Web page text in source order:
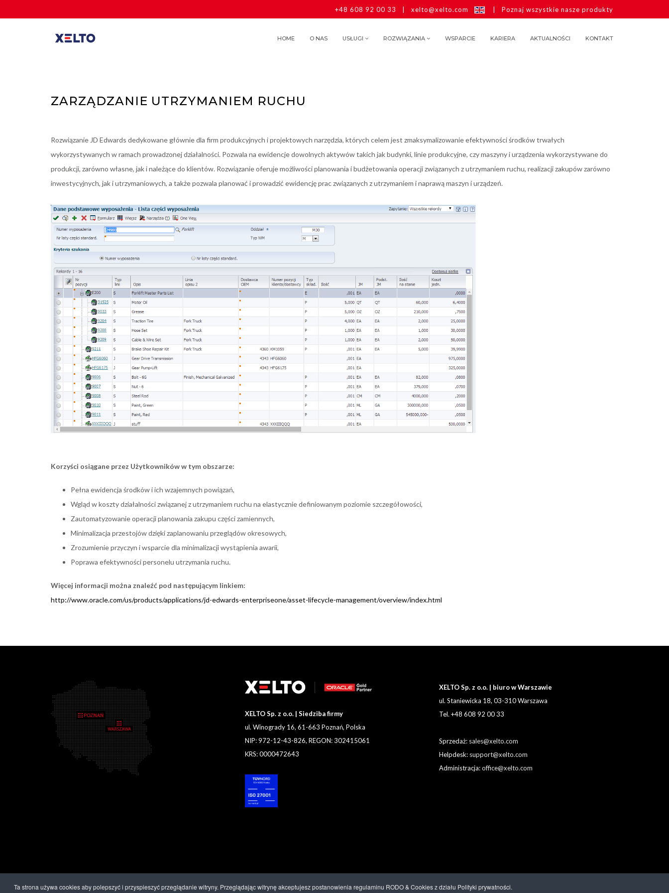
+48 608 92 00 33 xelto@xelto.com Poznaj wszystkie nasze produkty
HOME O NAS USŁUGI ROZWIĄZANIA WSPARCIE KARIERA AKTUALNOŚCI KONTAKT
ZARZĄDZANIE UTRZYMANIEM RUCHU
Rozwiązanie JD Edwards dedykowane głównie dla firm produkcyjnych i projektowych narzędzia, których celem jest zmaksymalizowanie efektywności środków trwałych
wykorzystywanych w ramach prowadzonej działalności. Pozwala na ewidencje dowolnych aktywów takich jak budynki, linie produkcyjne, czy maszyny i urządzenia wykorzystywane do
produkcji, zarówno własne, jak i należące do klientów. Rozwiązanie oferuje możliwości planowania i budżetowania operacji związanych z utrzymaniem ruchu, realizacji zakupów zarówno
inwestycyjnych, jak i utrzymaniowych, a także pozwala planować i prowadzić ewidencję prac związanych z utrzymaniem i naprawą maszyn i urządzeń.
Korzyści osiągane przez Użytkowników w tym obszarze:
Pełna ewidencja środków i ich wzajemnych powiązań,
Wgląd w koszty działalności związanej z utrzymaniem ruchu na elastycznie definiowanym poziomie szczegółowości,
Zautomatyzowanie operacji planowania zakupu części zamiennych,
Minimalizacja przestojów dzięki zaplanowaniu przeglądów okresowych,
Zrozumienie przyczyn i wsparcie dla minimalizacji wystąpienia awarii,
Poprawa efektywności personelu utrzymania ruchu.
Więcej informacji można znaleźć pod następującym linkiem:
http://www.oracle.com/us/products/applications/jd-edwards-enterpriseone/asset-lifecycle-management/overview/index.html
XELTO Sp. z o.o. | Siedziba firmy
ul. Winogrady 16, 61-663 Poznań, Polska
NIP: 972-12-43-826, REGON: 302415061
KRS: 0000472643
XELTO Sp. z o.o. | biuro w Warszawie
ul. Staniewicka 18, 03-310 Warszawa
Tel. +48 608 92 00 33
Sprzedaż: sales@xelto.com
Helpdesk: support@xelto.com
Administracja:office@xelto.com
Ta strona używa cookies aby polepszyć i przyspieszyć przeglądanie witryny. Przeglądając witrynę akceptujesz postanowienia regulaminu RODO & Cookies z działu Polityki prywatności.